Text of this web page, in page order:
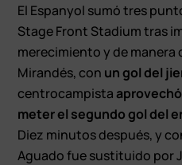
El Espanyol sumó tres
Stage Front Stadium tras
merecimiento y de manera
Mirandés, con un gol del
centrocampista
meter el segundo gol del
Diez minutos después, y
Aguado fue sustituido por